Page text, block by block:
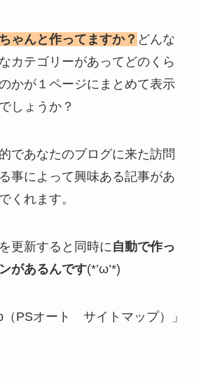
ゃんと作ってますか？ どんな
カテゴリーがあってどのくら
かが１ページにまとめて表示
しょうか？
であなたのブログに来た訪問
事によって興味ある記事があ
くれます。
更新すると同時に自動で作っ
があるんです(*’ω’*)
（PSオート サイトマップ）」